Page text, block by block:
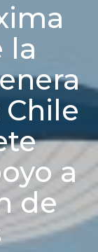
la
a
de